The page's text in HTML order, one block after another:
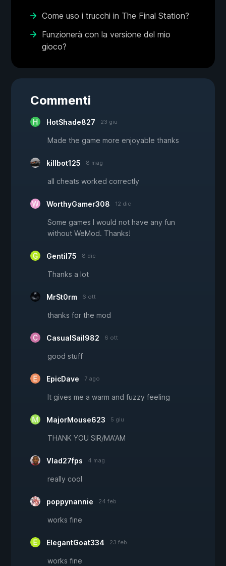
Come uso i trucchi in The Final Station?
Funzionerà con la versione del mio
gioco?
Commenti
HotShade827 23 giu
Made the game more enjoyable thanks
killbot125 8 mag
all cheats worked correctly
WorthyGamer308 12 dic
Some games I would not have any fun
without WeMod. Thanks!
Gentil75 8 dic
Thanks a lot
MrSt0rm 6 ott
thanks for the mod
CasualSail982 6 ott
good stuff
EpicDave 7 ago
It gives me a warm and fuzzy feeling
MajorMouse623 5 giu
THANK YOU SIR/MA'AM
Vlad27fps 4 mag
really cool
poppynannie 24 feb
works fine
ElegantGoat334 23 feb
works fine